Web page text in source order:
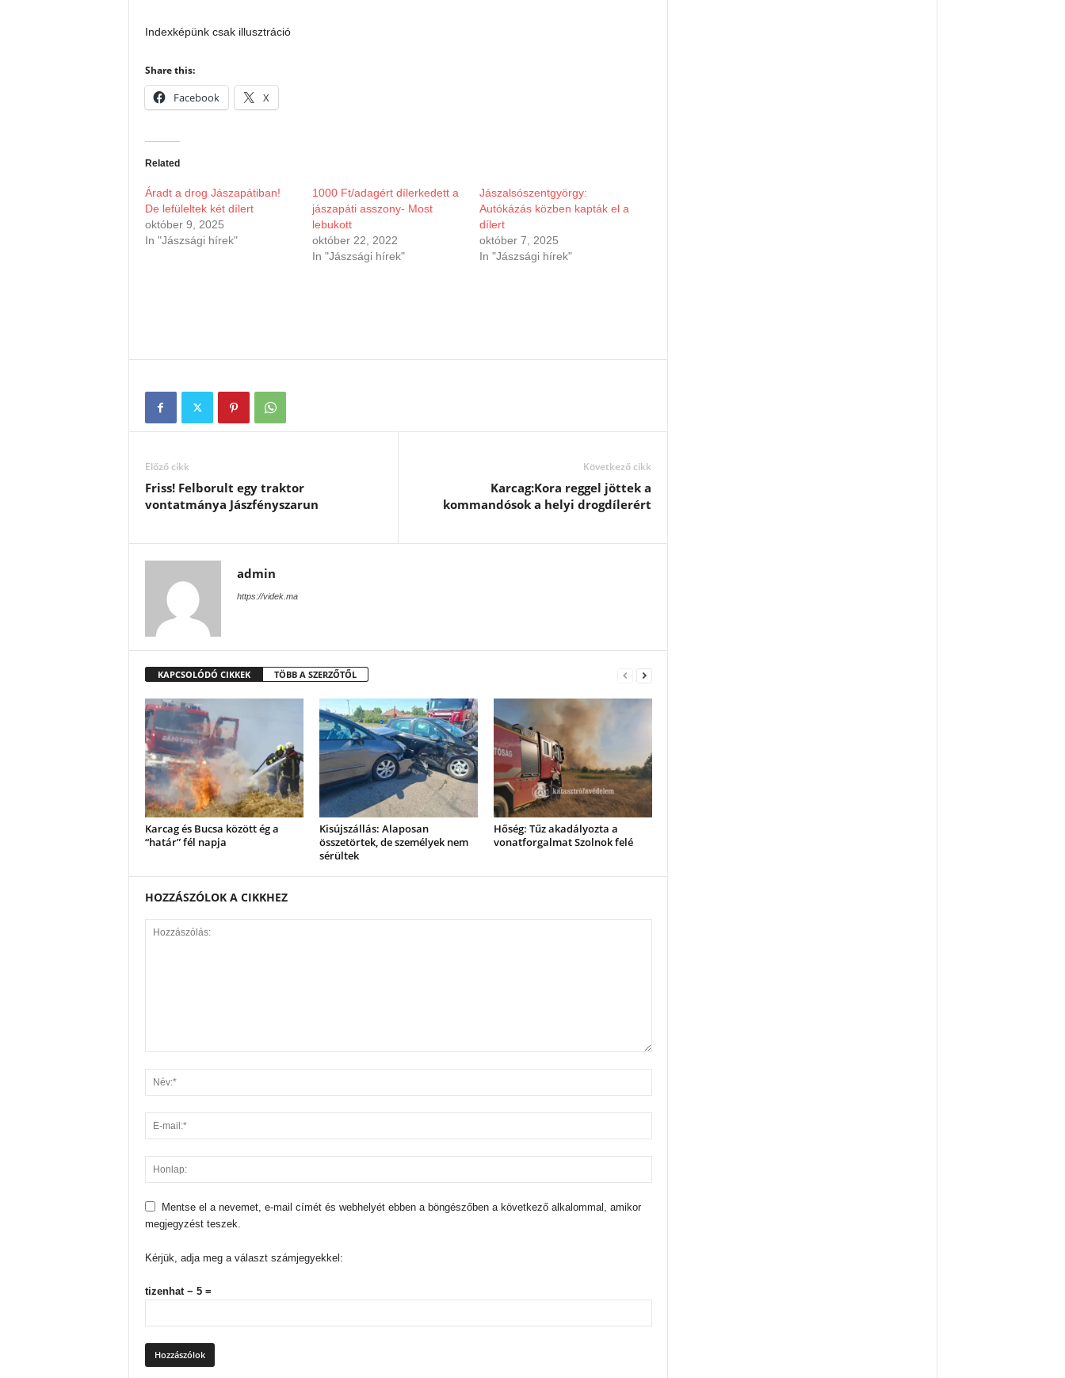
Indexképünk csak illusztráció
Share this:
Facebook X
Related
Áradt a drog Jászapátiban!
De lefüleltek két dílert
október 9, 2025
In "Jászsági hírek"
1000 Ft/adagért dílerkedett a
jászapáti asszony- Most
lebukott
október 22, 2022
In "Jászsági hírek"
Jászalsószentgyörgy:
Autókázás közben kapták el a
dílert
október 7, 2025
In "Jászsági hírek"
Előző cikk
Friss! Felborult egy traktor
vontatmánya Jászfényszarun
Következő cikk
Karcag:Kora reggel jöttek a
kommandósok a helyi drogdílerért
admin
https://videk.ma
KAPCSOLÓDÓ CIKKEK TÖBB A SZERZŐTŐL
Karcag és Bucsa között ég a
“határ” fél napja
Kisújszállás: Alaposan
összetörtek, de személyek nem
sérültek
Hőség: Tűz akadályozta a
vonatforgalmat Szolnok felé
HOZZÁSZÓLOK A CIKKHEZ
Mentse el a nevemet, e-mail címét és webhelyét ebben a böngészőben a következő alkalommal, amikor
megjegyzést teszek.
Kérjük, adja meg a választ számjegyekkel:
tizenhat − 5 =